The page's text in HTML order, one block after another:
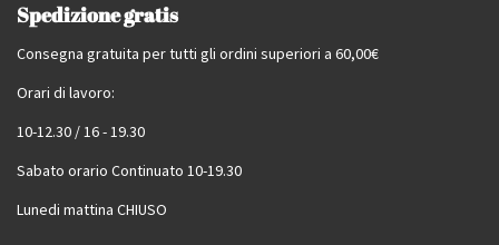
Spedizione gratis
Consegna gratuita per tutti gli ordini superiori a 60,00€
Orari di lavoro:
10-12.30 / 16 - 19.30
Sabato orario Continuato 10-19.30
Lunedi mattina CHIUSO